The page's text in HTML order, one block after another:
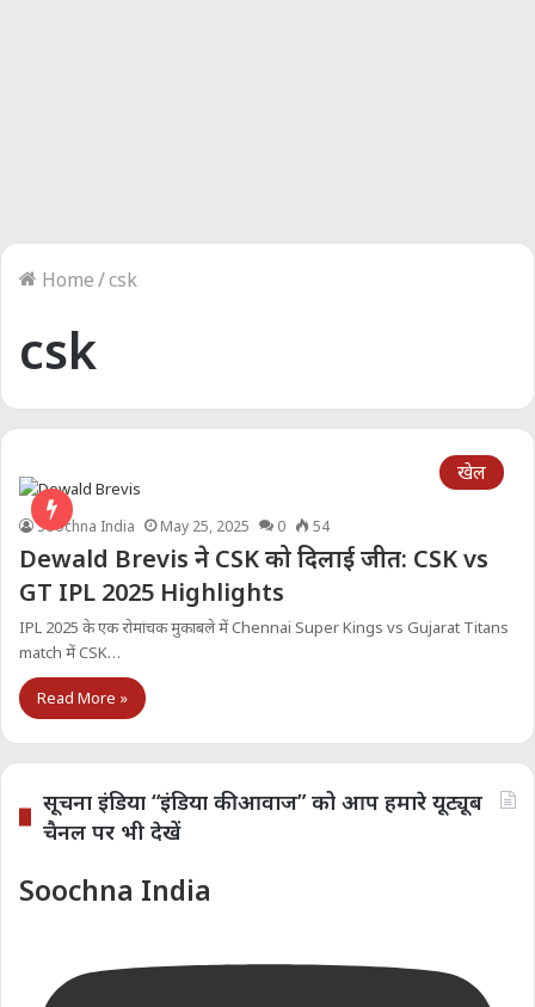
Home/csk
csk
खेल
Soochna India May 25, 2025 0 54
Dewald Brevis ने CSK को दिलाई जीत: CSK vs
GT IPL 2025 Highlights
IPL 2025 के एक रोमांचक मुकाबले में Chennai Super Kings vs Gujarat Titans
match में CSK…
Read More »
सूचना इंडिया “इंडिया की आवाज” को आप हमारे यूट्यूब
चैनल पर भी देखें
Soochna India